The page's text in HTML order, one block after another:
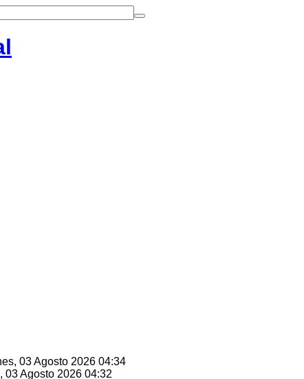
03 Agosto 2026 04:34
03 Agosto 2026 04:32